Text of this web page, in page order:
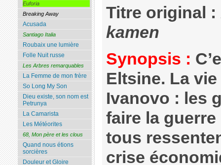
Titre original :
kamen
Synopsis :
Eltsine. La vie
Ivanovo : les
faire la
tous
crise
Euforia
Breaking Away
Acusada
Santiago Italia
Roubaix une lumière
Folle Nuit russe
Les Arbres remarquables
La Femme de mon frère
So Long My Son
Dieu existe, son nom est
Petrunya
La Camarista
Les Météorites
68, Mon père et les clous
Quand nous étions
sorcières
Douleur et Gloire